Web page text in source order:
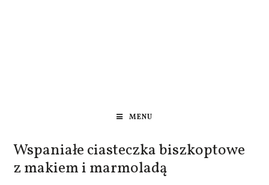
MENU
Wspaniałe ciasteczka biszkoptowe
z makiem i marmoladą